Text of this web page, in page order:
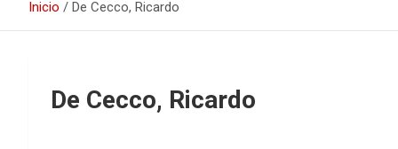
Inicio De Cecco, Ricardo
De Cecco, Ricardo